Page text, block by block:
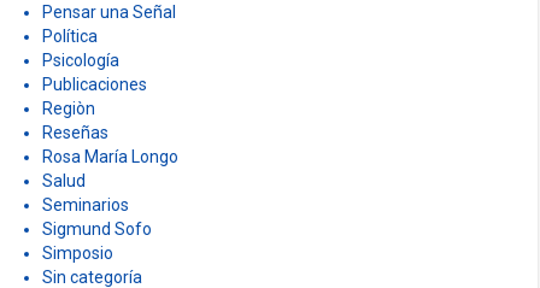
Pensar una Señal
Política
Psicología
Publicaciones
Regiòn
Reseñas
Rosa María Longo
Salud
Seminarios
Sigmund Sofo
Simposio
Sin categoría